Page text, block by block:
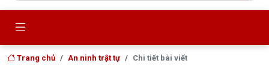
Trang chủ An ninh trật tự Chi tiết bài viết